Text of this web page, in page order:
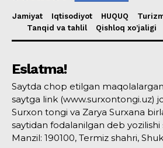
Jamiyat Iqtisodiyot HUQUQ
Tanqid va tahlil
Qishloq xo’jaligi
Eslatma!
Saytda chop etilgan
saytga link (www.surxontongi.uz)
Surxon tongi va Zarya Surxana
saytidan fodalanilgan deb yozilishi
Manzil: 190100, Termiz shahri,